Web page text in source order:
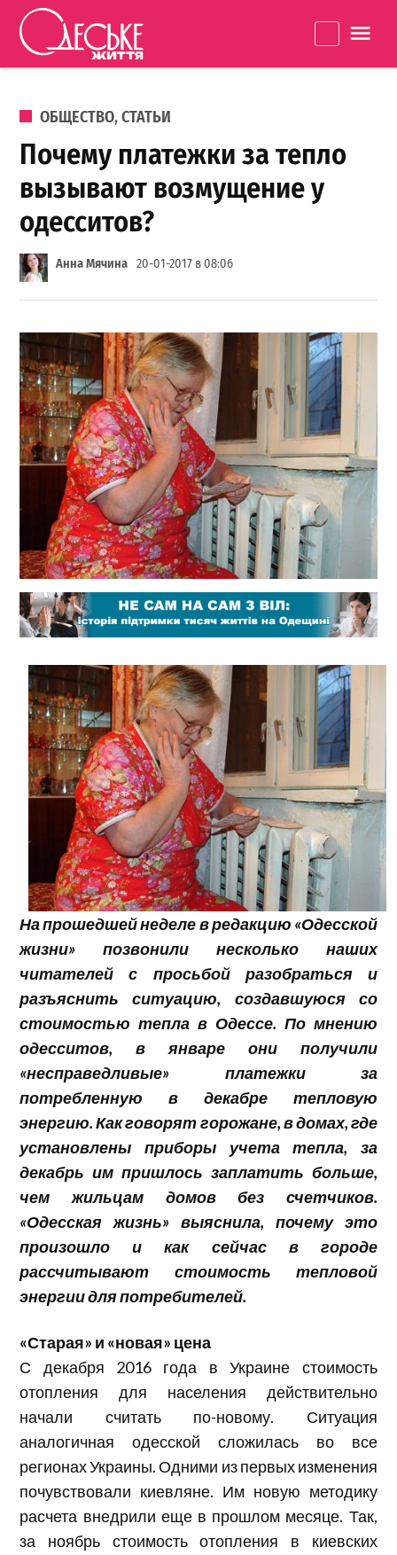
Перейти к содержанию
життя
ОПУБЛИКОВАНО В
ОБЩЕСТВО,СТАТЬИ
Почему платежки за тепло
вызывают возмущение у
одесситов?
Анна Мячина 20-01-2017 в 08:06
На прошедшей неделе в редакцию «Одесской
жизни» позвонили несколько наших
читателей с просьбой разобраться и
разъяснить ситуацию, создавшуюся со
стоимостью тепла в Одессе. По мнению
одесситов, в январе они получили
«несправедливые» платежки за
потребленную в декабре тепловую
энергию. Как говорят горожане, в домах, где
установлены приборы учета тепла, за
декабрь им пришлось заплатить больше,
чем жильцам домов без счетчиков.
«Одесская жизнь» выяснила, почему это
произошло и как сейчас в городе
рассчитывают стоимость тепловой
энергии для потребителей.
«Старая» и «новая» цена
С декабря 2016 года в Украине стоимость
отопления для населения действительно
начали считать по-новому. Ситуация
аналогичная одесской сложилась во все
регионах Украины. Одними из первых изменения
почувствовали киевляне. Им новую методику
расчета внедрили еще в прошлом месяце. Так,
за ноябрь стоимость отопления в киевских